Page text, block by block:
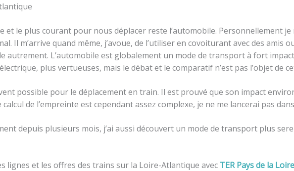
et le plus courant pour nous déplacer reste l’automobile. Personnellement
Il m’arrive quand même, j’avoue, de l’utiliser en covoiturant avec des amis
autrement. L’automobile est globalement un mode de transport à fort
plus vertueuses, mais le débat et le comparatif n’est pas l’objet de
possible pour le déplacement en train. Il est prouvé que son impact
calcul de l’empreinte est cependant assez complexe, je ne me lancerai pas
depuis plusieurs mois, j’ai aussi découvert un mode de transport plus
lignes et les offres des trains sur la Loire-Atlantique avec TER Pays de la Loire